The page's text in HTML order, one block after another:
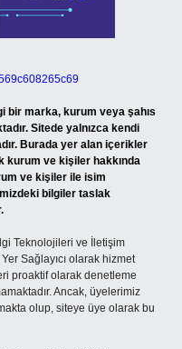
bir marka, kurum veya şahıs
Sitede yalnızca kendi
Burada yer alan içerikler
kurum ve kişiler hakkında
ve kişiler ile isim
bilgiler taslak
Teknolojileri ve İletişim
Sağlayıcı olarak hizmet
proaktif olarak denetleme
Ancak, üyelerimiz
olup, siteye üye olarak bu